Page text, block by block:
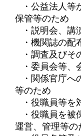
・公益法人
保管等のため
・説明会、
・機関誌の配
・調査及び
・委員会等
・関係官庁
等のため
・役職員等
・役職員を
運営、管理等の